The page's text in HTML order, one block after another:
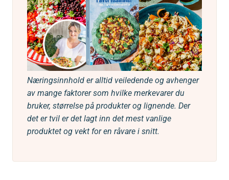
Næringsinnhold er alltid veiledende og avhenger
av mange faktorer som hvilke merkevarer du
bruker, størrelse på produkter og lignende. Der
det er tvil er det lagt inn det mest vanlige
produktet og vekt for en råvare i snitt.